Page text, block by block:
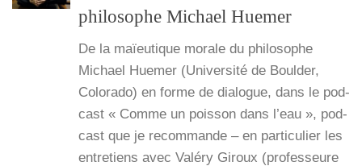
philosophe Michael Huemer
De la maïeu­tique morale du phi­lo­sophe
Michael Hue­mer (Uni­ver­si­té de Boul­der,
Colo­ra­do) en forme de dia­logue, dans le pod­
cast « Comme un pois­son dans l’eau », pod­
cast que je recom­mande – en par­ti­cu­lier les
entre­tiens avec Valé­ry Giroux (pro­fes­seure